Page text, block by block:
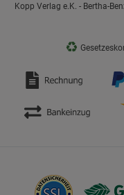
Kopp Verlag e.K. - Bertha-
♻